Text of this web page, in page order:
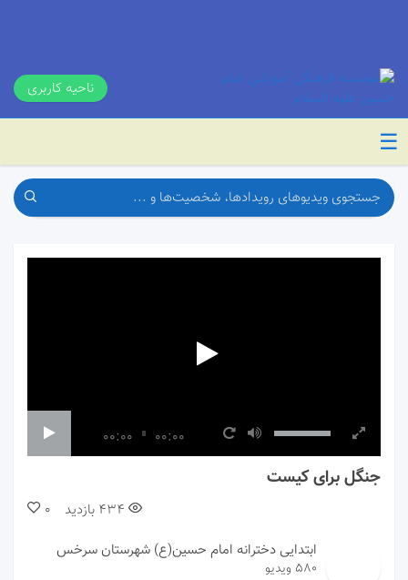
ناحیه کاربری
☰
00:00 00:00
جنگل برای کیست
0 434 بازدید
ابتدایی دخترانه امام حسین(ع) شهرستان سرخس
580 ویدیو